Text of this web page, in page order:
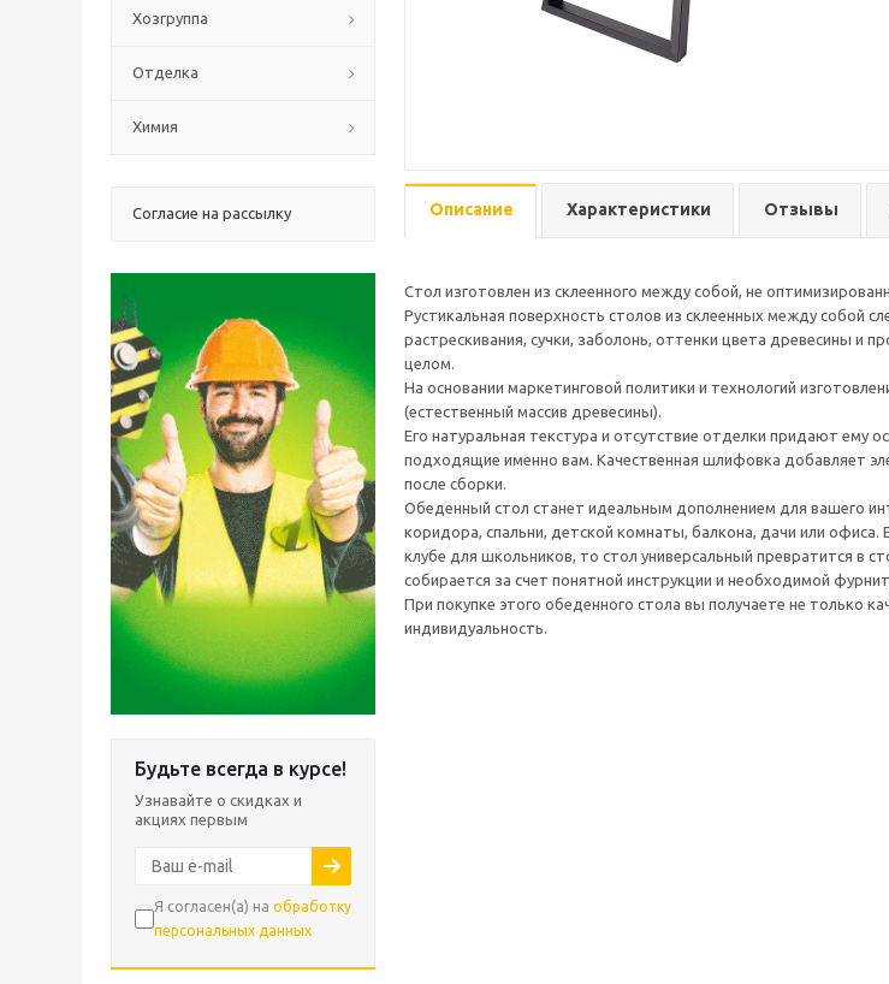
Хозгруппа
Отделка
Химия
Согласие на рассылку
Будьте всегда в курсе!
Узнавайте о скидках и
акциях первым
Я согласен(а) на обработку
персональных данных
Описание Характеристики Отзывы
Стол изготовлен из склеенного между собой, не
Рустикальная поверхность столов из склеенных между собой
растрескивания, сучки, заболонь, оттенки цвета древесины и
целом.
На основании маркетинговой политики и технологий
(естественный массив древесины).
Его натуральная текстура и отсутствие отделки придают
подходящие именно вам. Качественная шлифовка добавляет
после сборки.
Обеденный стол станет идеальным дополнением для вашего
коридора, спальни, детской комнаты, балкона, дачи или
клубе для школьников, то стол универсальный превратится в
собирается за счет понятной инструкции и необходимой
При покупке этого обеденного стола вы получаете не только
индивидуальность.